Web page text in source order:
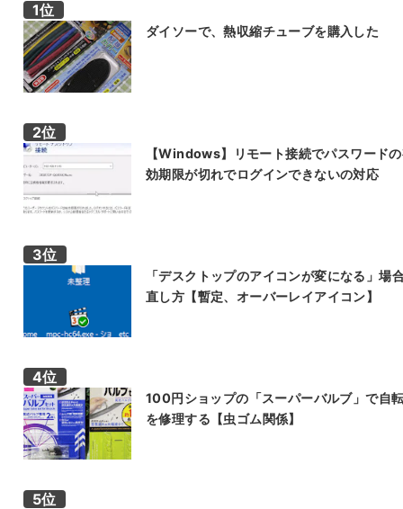
ダイソーで、熱収縮チューブを購入した
【Windows】リモート接続でパスワード
効期限が切れでログインできないの対応
「デスクトップのアイコンが変になる」場
直し方【暫定、オーバーレイアイコン】
100円ショップの「スーパーバルブ」で自
を修理する【虫ゴム関係】